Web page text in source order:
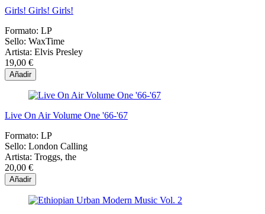
Girls! Girls! Girls!
Formato: LP
Sello: WaxTime
Artista: Elvis Presley
19,00 €
Añadir
Live On Air Volume One '66-'67
Formato: LP
Sello: London Calling
Artista: Troggs, the
20,00 €
Añadir